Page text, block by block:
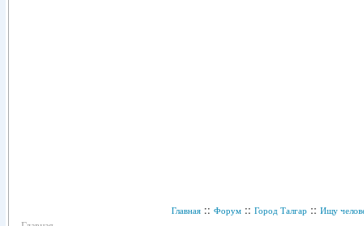
Главная :: Форум :: Город Талгар :: Ищу